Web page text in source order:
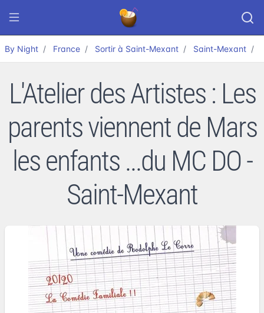
By Night France Sortir à Saint-Mexant Saint-Mexant
L'Atelier des Artistes : Les
parents viennent de Mars
les enfants ...du MC DO -
Saint-Mexant